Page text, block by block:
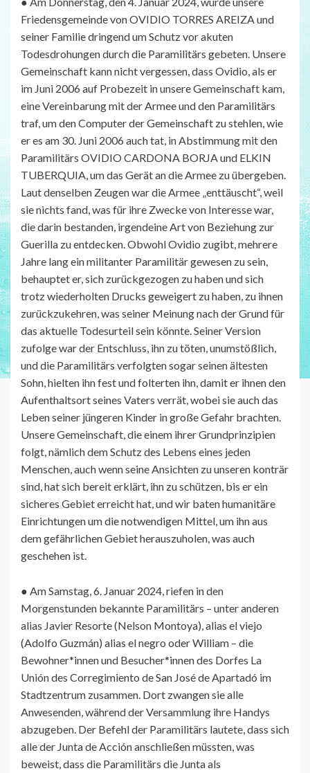
Friedensgemeinde von OVIDIO TORRES AREIZA und
seiner Familie dringend um Schutz vor akuten
Todesdrohungen durch die Paramilitärs gebeten. Unsere
Gemeinschaft kann nicht vergessen, dass Ovidio, als er
im Juni 2006 auf Probezeit in unsere Gemeinschaft kam,
eine Vereinbarung mit der Armee und den Paramilitärs
traf, um den Computer der Gemeinschaft zu stehlen, wie
er es am 30. Juni 2006 auch tat, in Abstimmung mit den
Paramilitärs OVIDIO CARDONA BORJA und ELKIN
TUBERQUIA, um das Gerät an die Armee zu übergeben.
Laut denselben Zeugen war die Armee „enttäuscht“, weil
sie nichts fand, was für ihre Zwecke von Interesse war,
die darin bestanden, irgendeine Art von Beziehung zur
Guerilla zu entdecken. Obwohl Ovidio zugibt, mehrere
Jahre lang ein militanter Paramilitär gewesen zu sein,
behauptet er, sich zurückgezogen zu haben und sich
trotz wiederholten Drucks geweigert zu haben, zu ihnen
zurückzukehren, was seiner Meinung nach der Grund für
das aktuelle Todesurteil sein könnte. Seiner Version
zufolge war der Entschluss, ihn zu töten, unumstößlich,
und die Paramilitärs verfolgten sogar seinen ältesten
Sohn, hielten ihn fest und folterten ihn, damit er ihnen den
Aufenthaltsort seines Vaters verrät, wobei sie auch das
Leben seiner jüngeren Kinder in große Gefahr brachten.
Unsere Gemeinschaft, die einem ihrer Grundprinzipien
folgt, nämlich dem Schutz des Lebens eines jeden
Menschen, auch wenn seine Ansichten zu unseren konträr
sind, hat sich bereit erklärt, ihn zu schützen, bis er ein
sicheres Gebiet erreicht hat, und wir baten humanitäre
Einrichtungen um die notwendigen Mittel, um ihn aus
dem gefährlichen Gebiet herauszuholen, was auch
geschehen ist.
● Am Samstag, 6. Januar 2024, riefen in den
Morgenstunden bekannte Paramilitärs – unter anderen
alias Javier Resorte (Nelson Montoya), alias el viejo
(Adolfo Guzmán) alias el negro oder William – die
Bewohner*innen und Besucher*innen des Dorfes La
Unión des Corregimiento de San José de Apartadó im
Stadtzentrum zusammen. Dort zwangen sie alle
Anwesenden, während der Versammlung ihre Handys
abzugeben. Der Befehl der Paramilitärs lautete, dass sich
alle der Junta de Acción anschließen müssten, was
beweist, dass die Paramilitärs die Junta als